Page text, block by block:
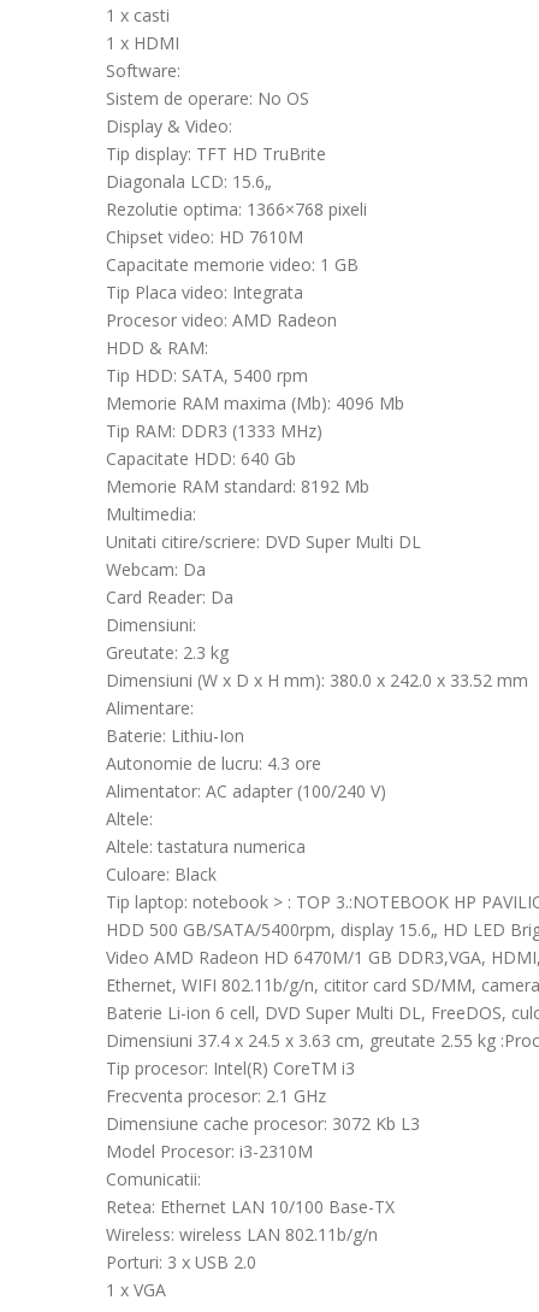
1 x casti
1 x HDMI
Software:
Sistem de operare: No OS
Display & Video:
Tip display: TFT HD TruBrite
Diagonala LCD: 15.6„
Rezolutie optima: 1366×768 pixeli
Chipset video: HD 7610M
Capacitate memorie video: 1 GB
Tip Placa video: Integrata
Procesor video: AMD Radeon
HDD & RAM:
Tip HDD: SATA, 5400 rpm
Memorie RAM maxima (Mb): 4096 Mb
Tip RAM: DDR3 (1333 MHz)
Capacitate HDD: 640 Gb
Memorie RAM standard: 8192 Mb
Multimedia:
Unitati citire/scriere: DVD Super Multi DL
Webcam: Da
Card Reader: Da
Dimensiuni:
Greutate: 2.3 kg
Dimensiuni (W x D x H mm): 380.0 x 242.0 x 33.52 mm
Alimentare:
Baterie: Lithiu-Ion
Autonomie de lucru: 4.3 ore
Alimentator: AC adapter (100/240 V)
Altele:
Altele: tastatura numerica
Culoare: Black
Tip laptop: notebook > : TOP 3.:NOTEBOOK HP
HDD 500 GB/SATA/5400rpm, display 15.6„ HD LED
Video AMD Radeon HD 6470M/1 GB DDR3,VGA,
Ethernet, WIFI 802.11b/g/n, cititor card SD/MM,
Baterie Li-ion 6 cell, DVD Super Multi DL, FreeDOS,
Dimensiuni 37.4 x 24.5 x 3.63 cm, greutate 2.55 kg
Tip procesor: Intel(R) CoreTM i3
Frecventa procesor: 2.1 GHz
Dimensiune cache procesor: 3072 Kb L3
Model Procesor: i3-2310M
Comunicatii:
Retea: Ethernet LAN 10/100 Base-TX
Wireless: wireless LAN 802.11b/g/n
Porturi: 3 x USB 2.0
1 x VGA